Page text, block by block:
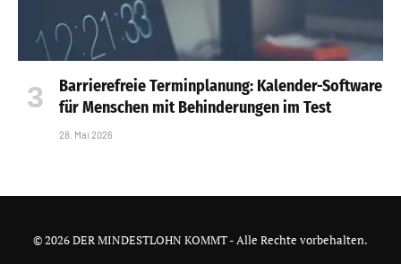
Barrierefreie Terminplanung: Kalender-Software
für Menschen mit Behinderungen im Test
28. Mai 2026
© 2026 DER MINDESTLOHN KOMMT - Alle Rechte vorbehalten.